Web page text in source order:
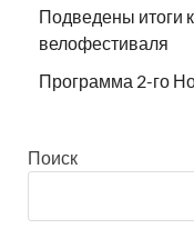
Подведены итоги
велофестиваля
Программа 2-го
Поиск